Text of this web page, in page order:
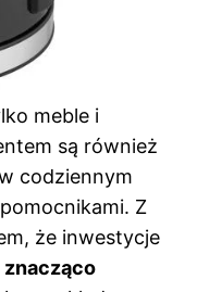
meble i
są również
codziennym
Z
że inwestycje
znacząco